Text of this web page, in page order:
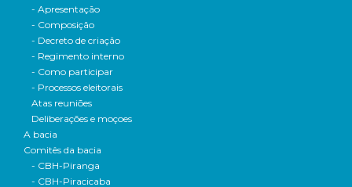
- Apresentação
- Composição
- Decreto de criação
- Regimento interno
- Como participar
- Processos eleitorais
Atas reuniões
Deliberações e moçoes
A bacia
Comitês da bacia
- CBH-Piranga
- CBH-Piracicaba